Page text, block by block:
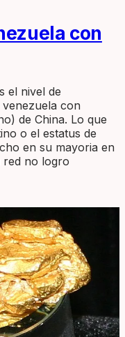
con
el nivel de
con
de China. Lo que
o el estatus de
en su mayoria en
red no logro